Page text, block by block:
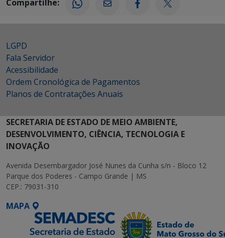
Compartilhe:
LGPD
Fala Servidor
Acessibilidade
Ordem Cronológica de Pagamentos
Planos de Contratações Anuais
SECRETARIA DE ESTADO DE MEIO AMBIENTE,
DESENVOLVIMENTO, CIÊNCIA, TECNOLOGIA E
INOVAÇÃO
Avenida Desembargador José Nunes da Cunha s/n - Bloco 12
Parque dos Poderes - Campo Grande | MS
CEP.: 79031-310
MAPA